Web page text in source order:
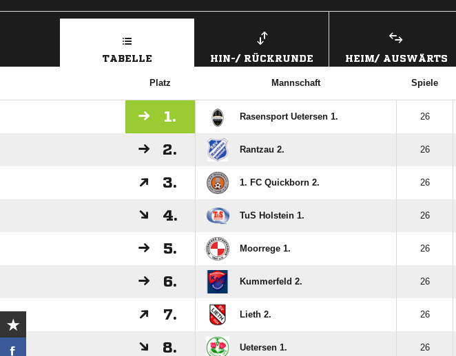
TABELLE HIN-/ RÜCKRUNDE HEIM/ AUSWÄRTS
Platz Mannschaft Spiele
1. Rasensport Uetersen 1. 26
2. Rantzau 2. 26
3. 1. FC Quickborn 2. 26
4. TuS Holstein 1. 26
5. Moorrege 1. 26
6. Kummerfeld 2. 26
7. Lieth 2. 26
8. Uetersen 1. 26